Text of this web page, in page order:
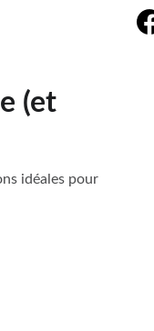
(et
idéales pour